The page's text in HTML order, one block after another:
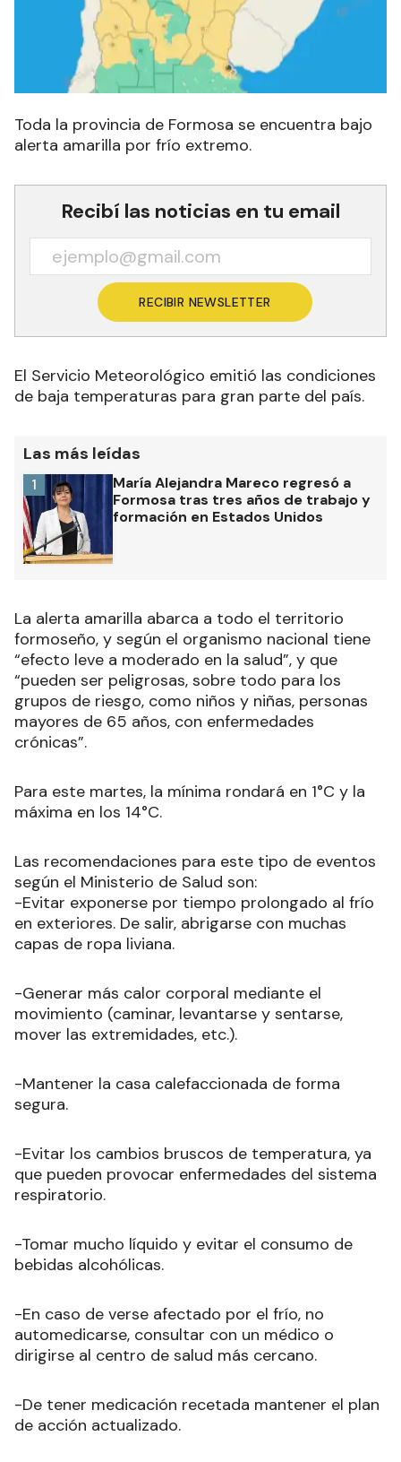
Toda la provincia de Formosa se encuentra bajo
alerta amarilla por frío extremo.
Recibí las noticias en tu email
RECIBIR NEWSLETTER
El Servicio Meteorológico emitió las condiciones
de baja temperaturas para gran parte del país.
Las más leídas
María Alejandra Mareco regresó a
Formosa tras tres años de trabajo y
formación en Estados Unidos
1
La alerta amarilla abarca a todo el territorio
formoseño, y según el organismo nacional tiene
“efecto leve a moderado en la salud”, y que
“pueden ser peligrosas, sobre todo para los
grupos de riesgo, como niños y niñas, personas
mayores de 65 años, con enfermedades
crónicas”.
Para este martes, la mínima rondará en 1°C y la
máxima en los 14°C.
Las recomendaciones para este tipo de eventos
según el Ministerio de Salud son:
-Evitar exponerse por tiempo prolongado al frío
en exteriores. De salir, abrigarse con muchas
capas de ropa liviana.
-Generar más calor corporal mediante el
movimiento (caminar, levantarse y sentarse,
mover las extremidades, etc.).
-Mantener la casa calefaccionada de forma
segura.
-Evitar los cambios bruscos de temperatura, ya
que pueden provocar enfermedades del sistema
respiratorio.
-Tomar mucho líquido y evitar el consumo de
bebidas alcohólicas.
-En caso de verse afectado por el frío, no
automedicarse, consultar con un médico o
dirigirse al centro de salud más cercano.
-De tener medicación recetada mantener el plan
de acción actualizado.